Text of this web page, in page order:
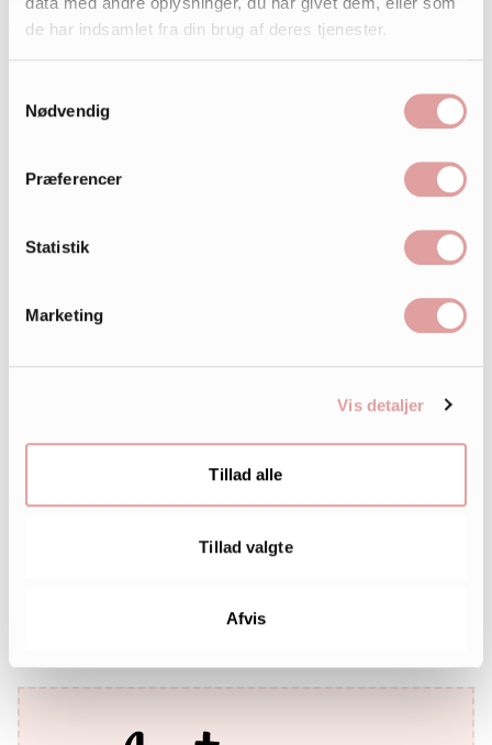
de har indsamlet fra din brug af deres tjenester.
Nødvendig
Præferencer
Statistik
Marketing
Vis detaljer
Tillad alle
Tillad valgte
Afvis
242.000
LIKES